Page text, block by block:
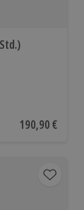
Aktueller Preis
190,90 €